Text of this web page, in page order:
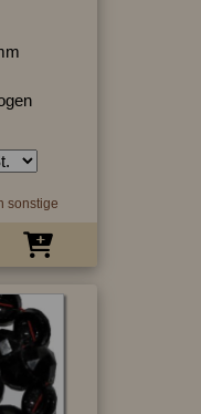
sonstige